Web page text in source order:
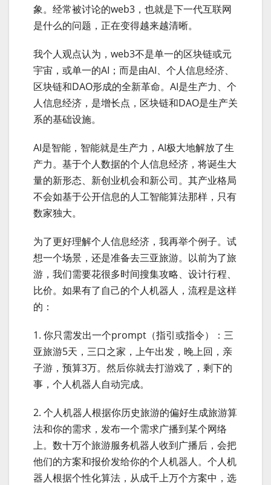
象。经常被讨论的web3，也就是下一代互联网
是什么的问题，正在变得越来越清晰。
我个人观点认为，web3不是单一的区块链或元
宇宙，或单一的AI；而是由AI、个人信息经济、
区块链和DAO形成的全新革命。AI是生产力、个
人信息经济，是增长点，区块链和DAO是生产关
系的基础设施。
AI是智能，智能就是生产力，AI极大地解放了生
产力。基于个人数据的个人信息经济，将诞生大
量的新形态、新创业机会和新公司。其产业格局
不会如基于公开信息的人工智能算法那样，只有
数家独大。
为了更好理解个人信息经济，我再举个例子。试
想一个场景，还是准备去三亚旅游。以前为了旅
游，我们需要花很多时间搜集攻略、设计行程、
比价。如果有了自己的个人机器人，流程是这样
的：
1. 你只需发出一个prompt（指引或指令）：三
亚旅游5天，三口之家，上午出发，晚上回，亲
子游，预算3万。然后你就去打游戏了，剩下的
事，个人机器人自动完成。
2. 个人机器人根据你历史旅游的偏好生成旅游算
法和你的需求，发布一个需求广播到某个网络
上。数十万个旅游服务机器人收到广播后，会把
他们的方案和报价发给你的个人机器人。个人机
器人根据个性化算法，从成千上万个方案中，选